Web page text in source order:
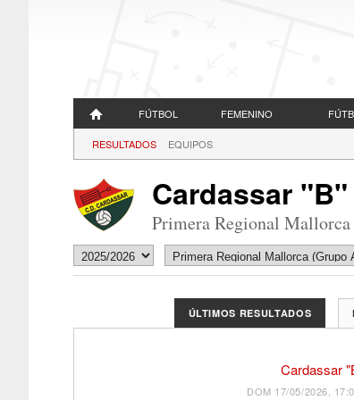
FÚTBOL FEMENINO
RESULTADOS EQUIPOS
Cardassar "B"
Primera Regional
ÚLTIMOS RESULTADOS
Cardassar
DOM 17/05/2026,